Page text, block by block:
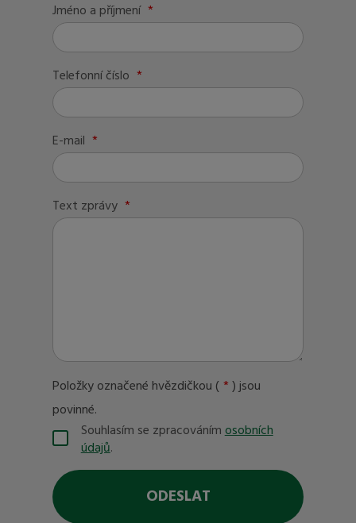
Jméno a příjmení *
Telefonní číslo *
E-mail *
Text zprávy *
Položky označené hvězdičkou ( *) jsou
povinné.
Souhlasím
zpracováním
osobních
údajů
Souhlasím se zpracovánímosobních
údajů.
ODESLAT